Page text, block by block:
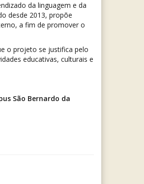
da linguagem e da
desde 2013, propõe
a fim de promover o
o projeto se justifica pelo
educativas, culturais e
São Bernardo da